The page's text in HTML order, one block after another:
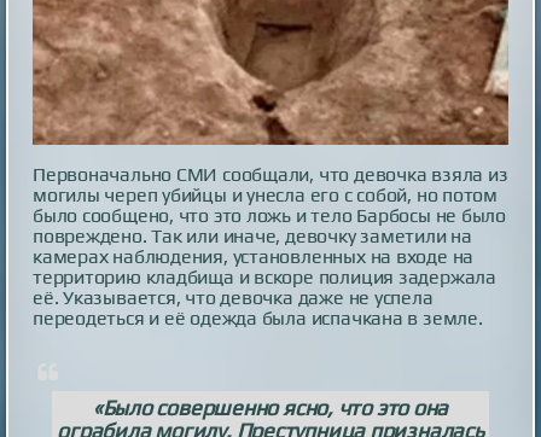
Первоначально СМИ сообщали, что девочка взяла из
могилы череп убийцы и унесла его с собой, но потом
было сообщено, что это ложь и тело Барбосы не было
повреждено. Так или иначе, девочку заметили на
камерах наблюдения, установленных на входе на
территорию кладбища и вскоре полиция задержала
её. Указывается, что девочка даже не успела
переодеться и её одежда была испачкана в земле.
«Было совершенно ясно, что это она
ограбила могилу. Преступница призналась